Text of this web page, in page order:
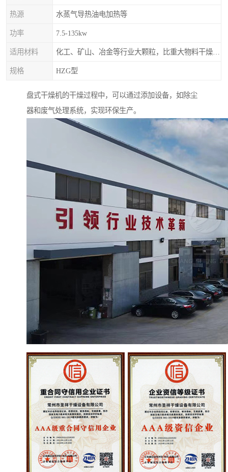
热源 水蒸气导热油电加热等
功率 7.5-135kw
适用材料
规格 HZG型
盘式干燥机的干燥过程中，可以通过添加设备，如除尘
器和废气处理系统，实现环保生产。